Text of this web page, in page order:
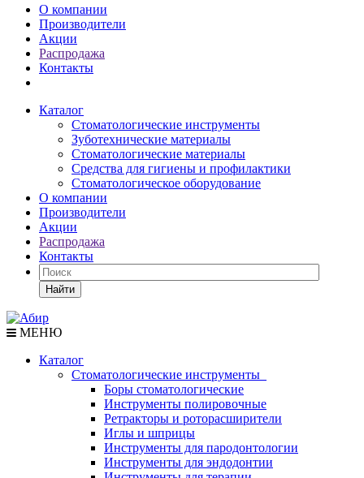
О компании
Производители
Акции
Распродажа
Контакты
Каталог
Стоматологические инструменты
Зуботехнические материалы
Стоматологические материалы
Средства для гигиены и профилактики
Стоматологическое оборудование
О компании
Производители
Акции
Распродажа
Контакты
Найти
МЕНЮ
Каталог
Стоматологические инструменты
Боры стоматологические
Инструменты полировочные
Ретракторы и роторасширители
Иглы и шприцы
Инструменты для пародонтологии
Инструменты для эндодонтии